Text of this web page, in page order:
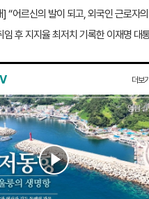
더보기